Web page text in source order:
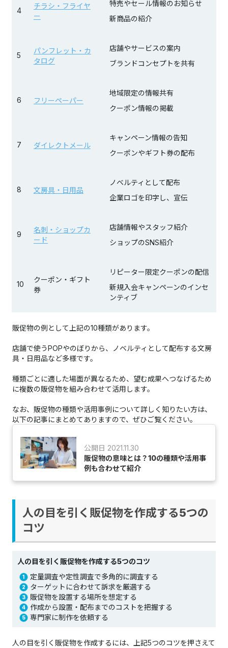
4
チラシ・フライヤ
ー
特売やセール情報のお知らせ
新商品の紹介
5
パンフレット・カ
タログ
店舗やサービスの案内
ブランドコンセプトを共有
6 フリーペーパー
地域限定の情報共有
クーポン情報の掲載
7 ダイレクトメール
キャンペーン情報の告知
クーポンやギフト券の配布
8 文房具・日用品
ノベルティとして配布
企業ロゴを印字し、宣伝
9
名刺・ショップカ
ード
店舗情報やスタッフ紹介
ショップのSNS紹介
10
クーポン・ギフト
券
リピーター限定クーポンの配信
新規入会キャンペーンのインセ
ンティブ
販促物の例として上記の10種類があります。
店舗で使うPOPやのぼりから、ノベルティとして配布する文房
具・日用品など多様です。
種類ごとに適した場面が異なるため、望む成果へつなげるため
に複数の販促物を組み合わせて活用します。
なお、販促物の種類や活用事例について詳しく知りたい方は、
以下の記事にまとめてありますので、ぜひご覧ください。
公開日 2021.11.30
販促物の意味とは？10の種類や活用事
例も合わせて紹介
人の目を引く販促物を作成する5つの
コツ
人の目を引く販促物を作成する5つのコツ
定量調査や定性調査で多角的に調査する
ターゲットに合わせて訴求を厳選する
販促物を設置する場所を想定する
作成から設置・配布までのコストを把握する
専門家に制作を依頼する
人の目を引く販促物を作成するには、上記5つのコツを押さえて